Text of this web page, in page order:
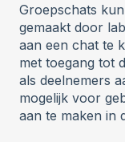
Groepschats
gemaakt door
aan een chat te
met toegang tot
als deelnemers
mogelijk voor
aan te maken in